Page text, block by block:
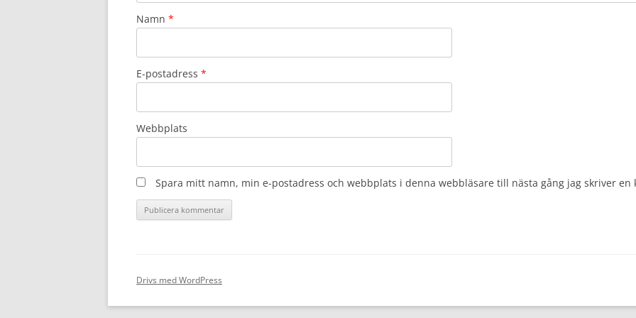
Namn *
E-postadress *
Webbplats
Spara mitt namn, min e-postadress och webbplats i denna webbläsare till nästa gång jag skriver en
Drivs med WordPress